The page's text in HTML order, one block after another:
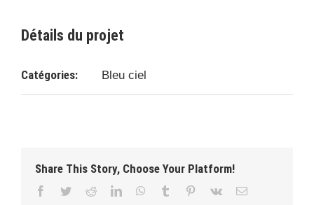
Détails du projet
Catégories: Bleu ciel
Share This Story, Choose Your Platform!
Facebook
TwitterRedditLinkedInWhatsApp
Tumblr Pinterest
Vk Email